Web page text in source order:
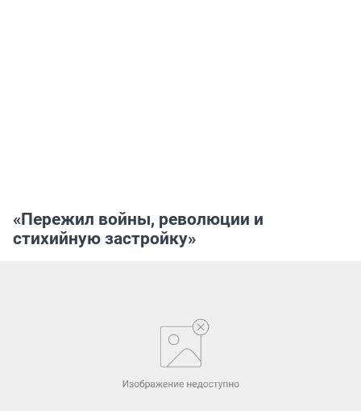
«Пережил войны, революции и
стихийную застройку»